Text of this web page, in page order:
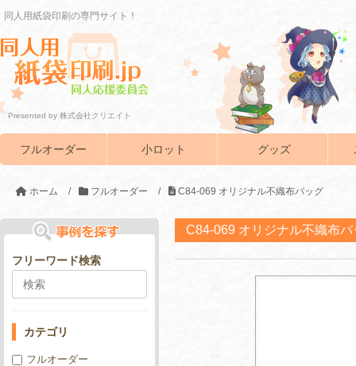
同人用紙袋印刷の専門サイト！
Presented by 株式会社クリエイト
フルオーダー 小ロット グッズ
ホーム / フルオーダー / C84-069 オリジナル不織布バッグ
C84-069 オリジナル不織布バ
フリーワード検索
カテゴリ
フルオーダー